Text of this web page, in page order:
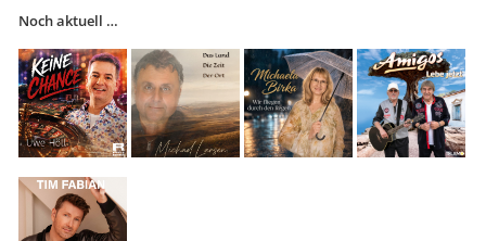
Noch aktuell …